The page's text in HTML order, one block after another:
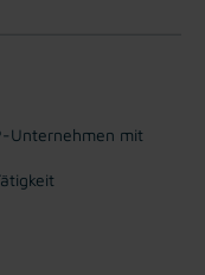
Unternehmen mit